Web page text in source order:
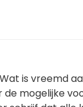
is vreemd
mogelijke